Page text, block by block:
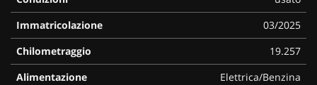
Immatricolazione
03/2025
Chilometraggio
19.257
Alimentazione
Elettrica/Benzina